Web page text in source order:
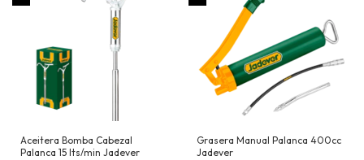
Aceitera Bomba Cabezal
Palanca 15 lts/min Jadever
Grasera Manual Palanca 400cc
Jadever